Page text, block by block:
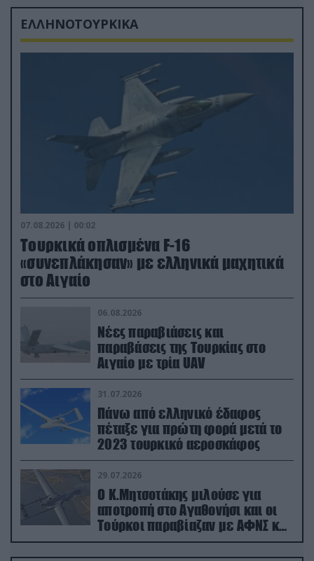
ΕΛΛΗΝΟΤΟΥΡΚΙΚΑ
07.08.2026 | 00:02
Τουρκικά οπλισμένα F-16
«συνεπλάκησαν» με ελληνικά μαχητικά
στο Αιγαίο
06.08.2026
Νέες παραβιάσεις και
παραβάσεις της Τουρκίας στο
Αιγαίο με τρία UAV
31.07.2026
Πάνω από ελληνικό έδαφος
πέταξε για πρώτη φορά μετά το
2023 τουρκικό αεροσκάφος
29.07.2026
Ο Κ.Μητσοτάκης μιλούσε για
αποτροπή στο Αγαθονήσι και οι
Τούρκοι παραβίαζαν με ΑΦΝΣ και
drone